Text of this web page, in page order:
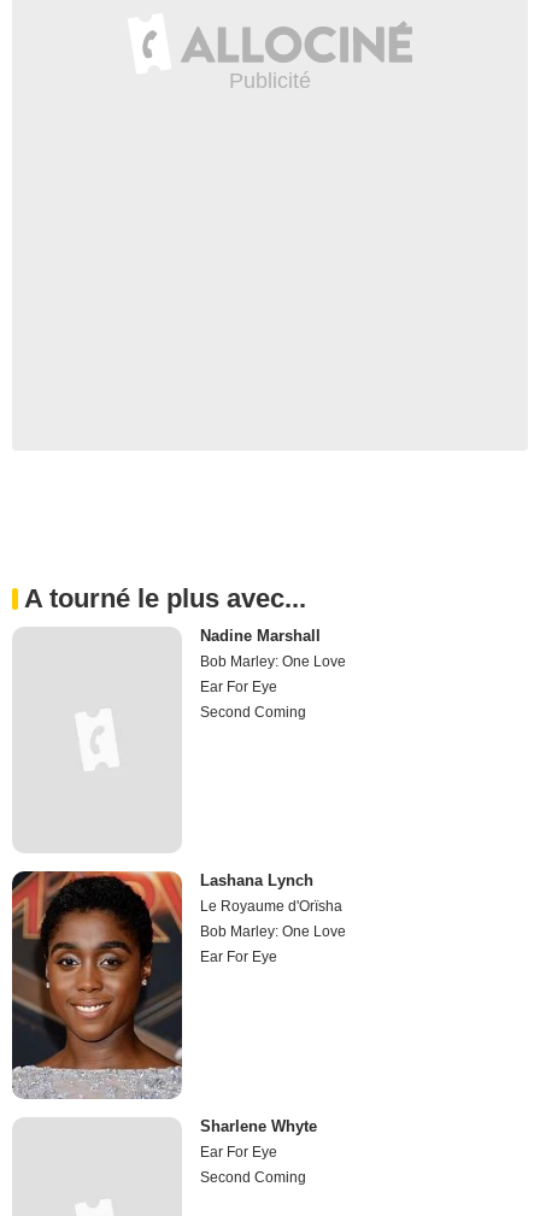
A tourné le plus avec...
Nadine Marshall
Bob Marley: One Love
Ear For Eye
Second Coming
Lashana Lynch
Le Royaume d'Orïsha
Bob Marley: One Love
Ear For Eye
Sharlene Whyte
Ear For Eye
Second Coming